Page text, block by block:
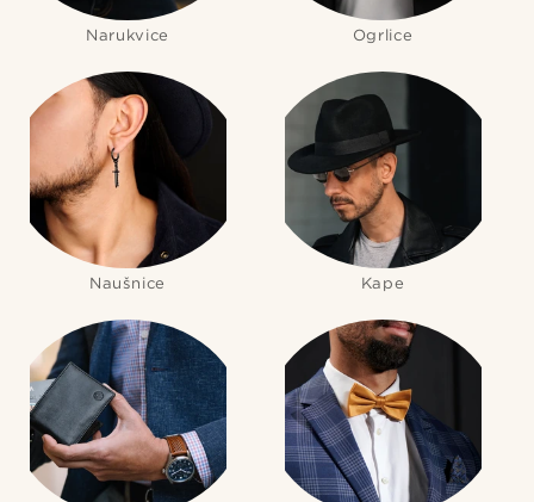
Narukvice Ogrlice
Naušnice Kape